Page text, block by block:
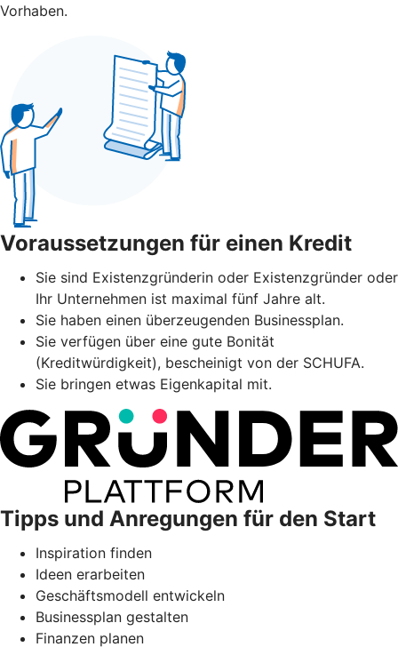
Vorhaben.
Voraussetzungen für einen Kredit
Sie sind Existenzgründerin oder Existenzgründer oder
Ihr Unternehmen ist maximal fünf Jahre alt.
Sie haben einen überzeugenden Businessplan.
Sie verfügen über eine gute Bonität
(Kreditwürdigkeit), bescheinigt von der SCHUFA.
Sie bringen etwas Eigenkapital mit.
Tipps und Anregungen für den Start
Inspiration finden
Ideen erarbeiten
Geschäftsmodell entwickeln
Businessplan gestalten
Finanzen planen